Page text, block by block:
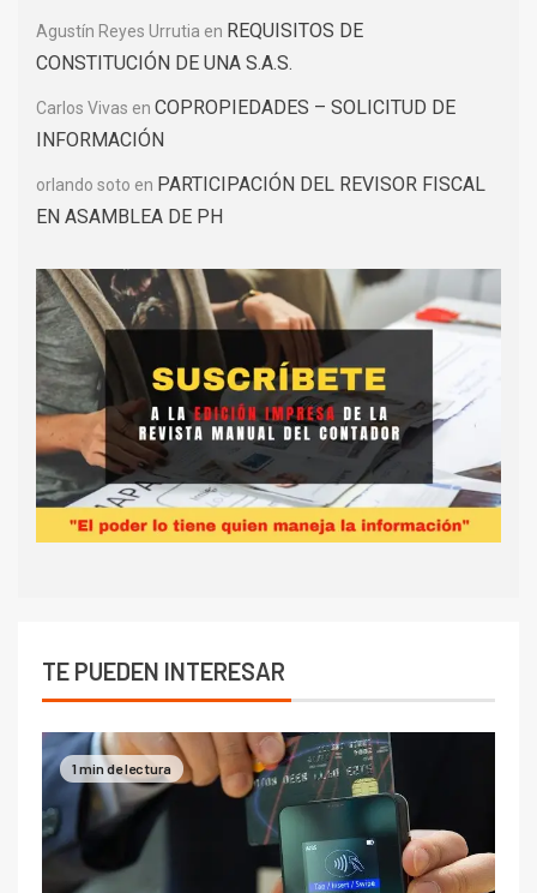
Agustín Reyes Urrutia en REQUISITOS DE
CONSTITUCIÓN DE UNA S.A.S.
Carlos Vivas en COPROPIEDADES – SOLICITUD DE
INFORMACIÓN
orlando soto en PARTICIPACIÓN DEL REVISOR FISCAL
EN ASAMBLEA DE PH
TE PUEDEN INTERESAR
1 min de lectura